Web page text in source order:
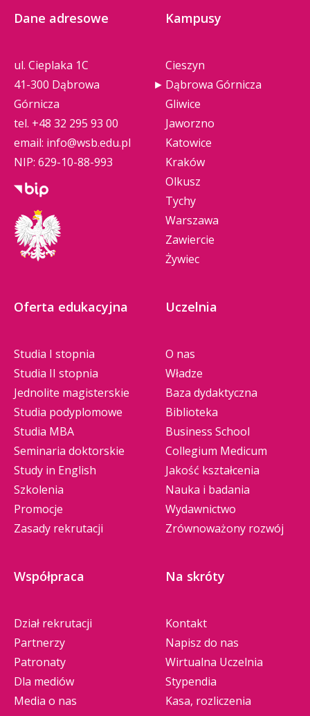
Dane adresowe
ul. Cieplaka 1C
41-300 Dąbrowa
Górnicza
tel. +48 32 295 93 00
email: info@wsb.edu.pl
NIP: 629-10-88-993
Kampusy
Cieszyn
Dąbrowa Górnicza
Gliwice
Jaworzno
Katowice
Kraków
Olkusz
Tychy
Warszawa
Zawiercie
Żywiec
Oferta edukacyjna
Studia I stopnia
Studia II stopnia
Jednolite magisterskie
Studia podyplomowe
Studia MBA
Seminaria doktorskie
Study in English
Szkolenia
Promocje
Zasady rekrutacji
Uczelnia
O nas
Władze
Baza dydaktyczna
Biblioteka
Business School
Collegium Medicum
Jakość kształcenia
Nauka i badania
Wydawnictwo
Zrównoważony rozwój
Współpraca
Dział rekrutacji
Partnerzy
Patronaty
Dla mediów
Media o nas
Na skróty
Kontakt
Napisz do nas
Wirtualna Uczelnia
Stypendia
Kasa, rozliczenia